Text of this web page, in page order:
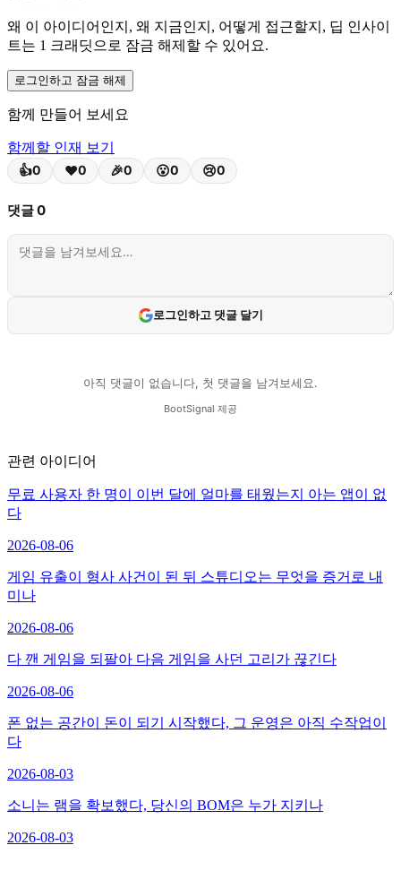
대다수의 소규모 물류 창고는 숙練된 작업자의 감에 의존하여
픽킹 작업을 수행합니다. 이로 인해 작업 동선이
문제가 발생합니다.
전자상거래 시장의 폭발적인 성장으로 당일 배송 및 빠른
설비를 도입하기 어려운 소규모 창고들은 소프트웨어 기반의
효율성 개선 솔루션에 목말라 있습니다.
왜 이 아이디어인지, 왜 지금인지, 어떻게 접근할지, 딥 인사이
트는 1 크래딧으로 잠금 해제할 수 있어요.
로그인하고 잠금 해제
함께 만들어 보세요
함께할 인재 보기
관련 아이디어
무료 사용자 한 명이 이번 달에 얼마를 태웠는지 아는 앱이 없
다
2026-08-06
게임 유출이 형사 사건이 된 뒤 스튜디오는 무엇을 증거로 내
미나
2026-08-06
다 깬 게임을 되팔아 다음 게임을 사던 고리가 끊긴다
2026-08-06
폰 없는 공간이 돈이 되기 시작했다, 그 운영은 아직 수작업이
다
2026-08-03
소니는 램을 확보했다, 당신의 BOM은 누가 지키나
2026-08-03